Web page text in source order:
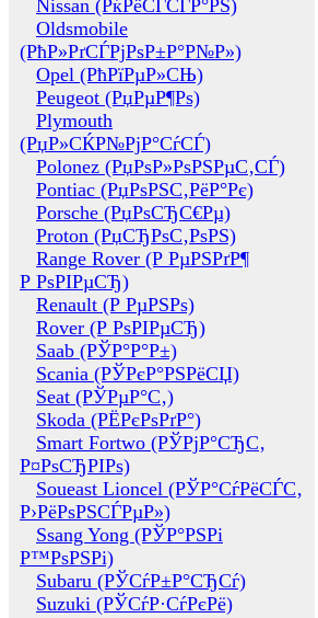
Nissan (РќРёСЃСЃР°РЅ)
Oldsmobile
(РћР»РґСЃРјРѕР±Р°Р№Р»)
Opel (РћРїРµР»СЊ)
Peugeot (РџРµР¶Рѕ)
Plymouth
(РџР»СЌР№РјР°СѓСЃ)
Polonez (РџРѕР»РѕРЅРµС‚СЃ)
Pontiac (РџРѕРЅС‚РёР°Рє)
Porsche (РџРѕСЂС€Рµ)
Proton (РџСЂРѕС‚РѕРЅ)
Range Rover (Р РµРЅРґР¶
Р РѕРІРµСЂ)
Renault (Р РµРЅРѕ)
Rover (Р РѕРІРµСЂ)
Saab (РЎР°Р°Р±)
Scania (РЎРєР°РЅРёСЏ)
Seat (РЎРµР°С‚)
Skoda (РЁРєРѕРґР°)
Smart Fortwo (РЎРјР°СЂС‚
Р¤РѕСЂРІРѕ)
Soueast Lioncel (РЎР°СѓРёСЃС‚
Р›РёРѕРЅСЃРµР»)
Ssang Yong (РЎР°РЅРі
Р™РѕРЅРі)
Subaru (РЎСѓР±Р°СЂСѓ)
Suzuki (РЎСѓР·СѓРєРё)